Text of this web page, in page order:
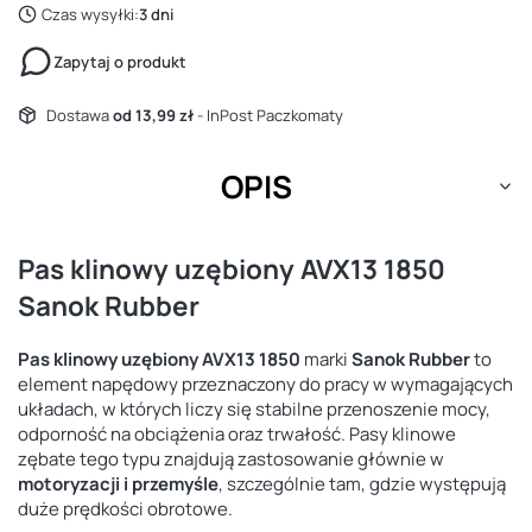
Czas wysyłki:3 dni
Zapytaj o produkt
Dostawaod 13,99 zł- InPost Paczkomaty
OPIS
Pas klinowy uzębiony AVX13 1850
Sanok Rubber
Pas klinowy uzębiony AVX13 1850 markiSanok Rubberto
element napędowy przeznaczony do pracy w wymagających
układach, w których liczy się stabilne przenoszenie mocy,
odporność na obciążenia oraz trwałość. Pasy klinowe
zębate tego typu znajdują zastosowanie głównie w
motoryzacji i przemyśle, szczególnie tam, gdzie występują
duże prędkości obrotowe.